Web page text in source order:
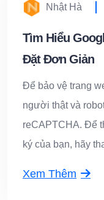
Nhật Hà
Tìm Hiểu
Đặt Đơn Giản
Để bảo vệ trang
người thật và
reCAPTCHA. Để
ký của bạn, hãy
Xem Thêm